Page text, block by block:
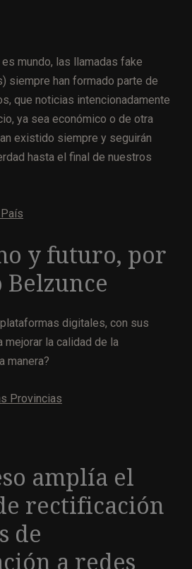
mundo, las llamadas fake
siempre han formado parte de
que noticias intencionadamente
ya sea económico o de otra
existido siempre y seguirán
hasta el final de nuestros
y futuro, por
Belzunce
digitales, con sus
mejorar la calidad de la
manera?
Provincias
amplía el
rectificación
de
a redes